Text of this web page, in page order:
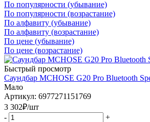
По популярности (убывание)
По популярности (возрастание)
По алфавиту (убывание)
По алфавиту (возрастание)
По цене (убывание)
По цене (возрастание)
Быстрый просмотр
Саундбар MCHOSE G20 Pro Bluetooth
Мало
Артикул: 6977271151769
3 302₽/шт
-
+